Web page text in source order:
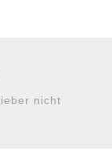
nicht